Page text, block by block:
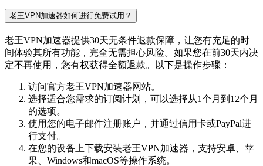
老王VPN加速器如何进行免费试用？
老王VPN加速器提供30天无条件退款保障，让您有充足的时
间体验其所有功能，完全无需担心风险。如果您在前30天内决
定不再使用，您有权获得全额退款。以下是操作步骤：
访问官方老王VPN加速器网站。
选择适合您需求的订阅计划，可以选择从1个月到12个月
的选项。
使用您的电子邮件注册账户，并通过信用卡或PayPal进
行支付。
在您的设备上下载安装老王VPN加速器，支持安卓、苹
果、Windows和macOS等操作系统。